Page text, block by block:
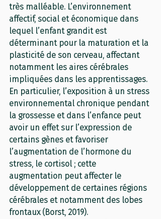
très malléable. L’environnement
affectif, social et économique dans
lequel l’enfant grandit est
déterminant pour la maturation et la
plasticité de son cerveau, affectant
notamment les aires cérébrales
impliquées dans les apprentissages.
En particulier, l’exposition à un stress
environnemental chronique pendant
la grossesse et dans l’enfance peut
avoir un effet sur l’expression de
certains gènes et favoriser
l’augmentation de l’hormone du
stress, le cortisol ; cette
augmentation peut affecter le
développement de certaines régions
cérébrales et notamment des lobes
frontaux (Borst, 2019).